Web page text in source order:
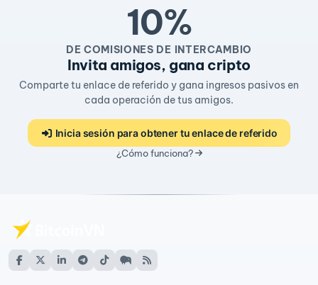
10%
DE COMISIONES DE INTERCAMBIO
Invita amigos, gana cripto
Comparte tu enlace de referido y gana ingresos pasivos en
cada operación de tus amigos.
Inicia sesión para obtener tu enlace de referido
¿Cómo funciona?